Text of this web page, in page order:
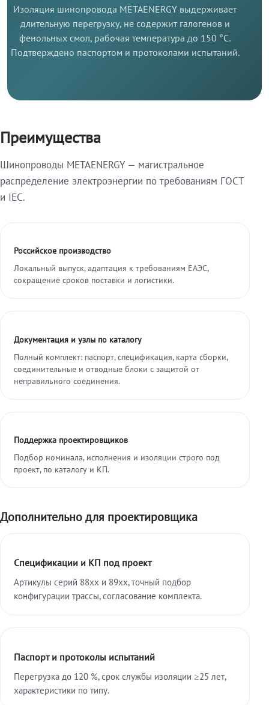
Изоляция шинопровода METAENERGY выдерживает
длительную перегрузку, не содержит галогенов и
фенольных смол, рабочая температура до 150 °C.
Подтверждено паспортом и протоколами испытаний.
Преимущества
Шинопроводы METAENERGY — магистральное
распределение электроэнергии по требованиям ГОСТ
и IEC.
Российское производство
Локальный выпуск, адаптация к требованиям ЕАЭС,
сокращение сроков поставки и логистики.
Документация и узлы по каталогу
Полный комплект: паспорт, спецификация, карта сборки,
соединительные и отводные блоки с защитой от
неправильного соединения.
Поддержка проектировщиков
Подбор номинала, исполнения и изоляции строго под
проект, по каталогу и КП.
Дополнительно для проектировщика
Спецификации и КП под проект
Артикулы серий 88xx и 89xx, точный подбор
конфигурации трассы, согласование комплекта.
Паспорт и протоколы испытаний
Перегрузка до 120 %, срок службы изоляции ≥25 лет,
характеристики по типу.